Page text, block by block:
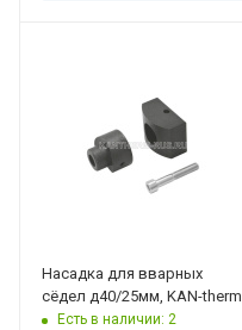
Насадка для вварных
сёдел д40/25мм, KAN-therm
Есть в наличии: 2